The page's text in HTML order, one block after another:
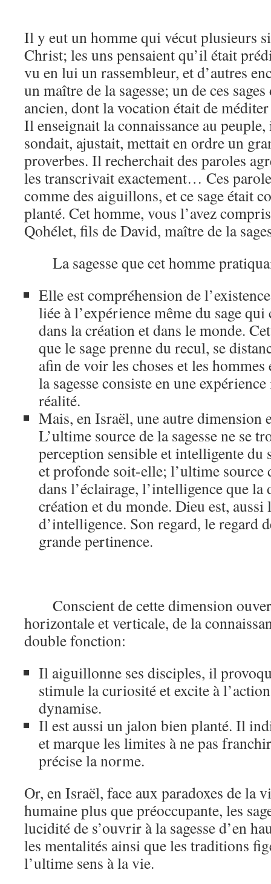
Il y eut un homme qui vécut plusieurs
Christ; les uns pensaient qu’il était
vu en lui un rassembleur, et d’autres
un maître de la sagesse; un de ces
ancien, dont la vocation était de
Il enseignait la connaissance au
sondait, ajustait, mettait en ordre un
proverbes. Il recherchait des paroles
les transcrivait exactement… Ces
comme des aiguillons, et ce sage était
planté. Cet homme, vous l’avez
Qohélet, fils de David, maître de la
La sagesse que cet homme
Elle est compréhension de
liée à l’expérience même du sage qui
dans la création et dans le monde.
que le sage prenne du recul, se
afin de voir les choses et les
la sagesse consiste en une
réalité.
Mais, en Israël, une autre dimension
L’ultime source de la sagesse ne se
perception sensible et intelligente du
et profonde soit-elle; l’ultime source
dans l’éclairage, l’intelligence que
création et du monde. Dieu est,
d’intelligence. Son regard, le regard
grande pertinence.
Conscient de cette dimension
horizontale et verticale, de la
double fonction:
Il aiguillonne ses disciples, il
stimule la curiosité et excite à
dynamise.
Il est aussi un jalon bien planté. Il
et marque les limites à ne pas
précise la norme.
Or, en Israël, face aux paradoxes de la
humaine plus que préoccupante, les
lucidité de s’ouvrir à la sagesse d’en
les mentalités ainsi que les traditions
l’ultime sens à la vie.